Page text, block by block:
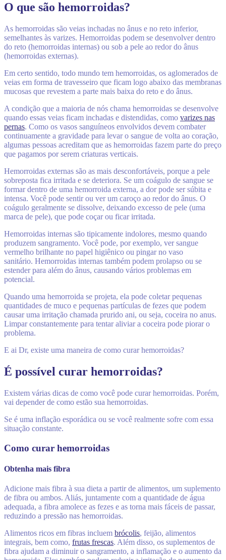
O que são hemorroidas?
As hemorroidas são veias inchadas no ânus e no reto inferior,
semelhantes às varizes. Hemorroidas podem se desenvolver dentro
do reto (hemorroidas internas) ou sob a pele ao redor do ânus
(hemorroidas externas).
Em certo sentido, todo mundo tem hemorroidas, os aglomerados de
veias em forma de travesseiro que ficam logo abaixo das membranas
mucosas que revestem a parte mais baixa do reto e do ânus.
A condição que a maioria de nós chama hemorroidas se desenvolve
quando essas veias ficam inchadas e distendidas, como varizes nas
pernas. Como os vasos sanguíneos envolvidos devem combater
continuamente a gravidade para levar o sangue de volta ao coração,
algumas pessoas acreditam que as hemorroidas fazem parte do preço
que pagamos por serem criaturas verticais.
Hemorroidas externas são as mais desconfortáveis, porque a pele
sobreposta fica irritada e se deteriora. Se um coágulo de sangue se
formar dentro de uma hemorroida externa, a dor pode ser súbita e
intensa. Você pode sentir ou ver um caroço ao redor do ânus. O
coágulo geralmente se dissolve, deixando excesso de pele (uma
marca de pele), que pode coçar ou ficar irritada.
Hemorroidas internas são tipicamente indolores, mesmo quando
produzem sangramento. Você pode, por exemplo, ver sangue
vermelho brilhante no papel higiênico ou pingar no vaso
sanitário. Hemorroidas internas também podem prolapso ou se
estender para além do ânus, causando vários problemas em
potencial.
Quando uma hemorroida se projeta, ela pode coletar pequenas
quantidades de muco e pequenas partículas de fezes que podem
causar uma irritação chamada prurido ani, ou seja, coceira no anus.
Limpar constantemente para tentar aliviar a coceira pode piorar o
problema.
E ai Dr, existe uma maneira de como curar hemorroidas?
É possível curar hemorroidas?
Existem várias dicas de como você pode curar hemorroidas. Porém,
vai depender de como estão sua hemorroidas.
Se é uma inflação esporádica ou se você realmente sofre com essa
situação constante.
Como curar hemorroidas
Obtenha mais fibra
Adicione mais fibra à sua dieta a partir de alimentos, um suplemento
de fibra ou ambos. Aliás, juntamente com a quantidade de água
adequada, a fibra amolece as fezes e as torna mais fáceis de passar,
reduzindo a pressão nas hemorroidas.
Alimentos ricos em fibras incluem brócolis, feijão, alimentos
integrais, bem como, frutas frescas. Além disso, os suplementos de
fibra ajudam a diminuir o sangramento, a inflamação e o aumento da